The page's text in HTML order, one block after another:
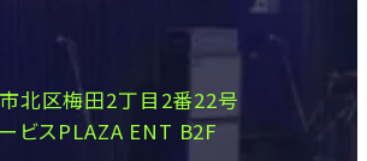
北区梅田2丁目2番22号
ビスPLAZA ENT B2F